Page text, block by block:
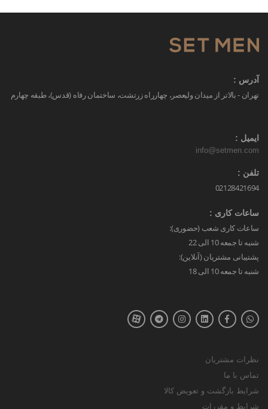
آدرس :
تهران - بالاتر از میدان ولیعصر، چهارراه زرتشت، ساختمان رفاه (قدس)، طبقه چهارم
ایمیل :
info@setmen.com
تلفن :
02128421694
ساعات کاری :
ساعات کاری شعب (حضوری):
شنبه تا جمعه 10 الی 22
پشتیبانی مشتریان (آنلاین):
شنبه تا جمعه 10 الی 18
نظرات مشتریان
تماس با ما
شرایط بازگشت و تعویض کالا
شرایط و مقررات